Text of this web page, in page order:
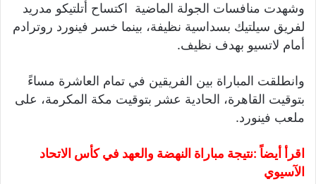
وشهدت منافسات الجولة الماضية اكتساح أتلتيكو مدريد
لفريق سيلتيك بسداسية نظيفة، بينما خسر فينورد روترادم
أمام لاتسيو بهدف نظيف.
وانطلقت المباراة بين الفريقين في تمام العاشرة مساءً
بتوقيت القاهرة، الحادية عشر بتوقيت مكة المكرمة، على
ملعب فينورد.
اقرأ أيضاً :نتيجة مباراة النهضة والعهد في كأس الاتحاد
الآسيوي